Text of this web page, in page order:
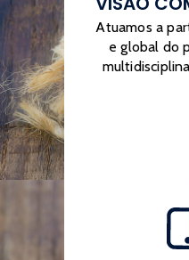
Atuamos a
e global do